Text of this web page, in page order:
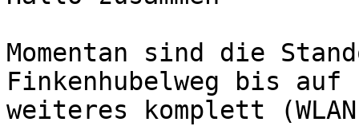
Momentan sind die
Finkenhubelweg bis auf
weiteres komplett